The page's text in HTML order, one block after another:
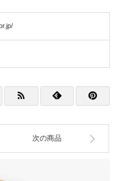
次の商品